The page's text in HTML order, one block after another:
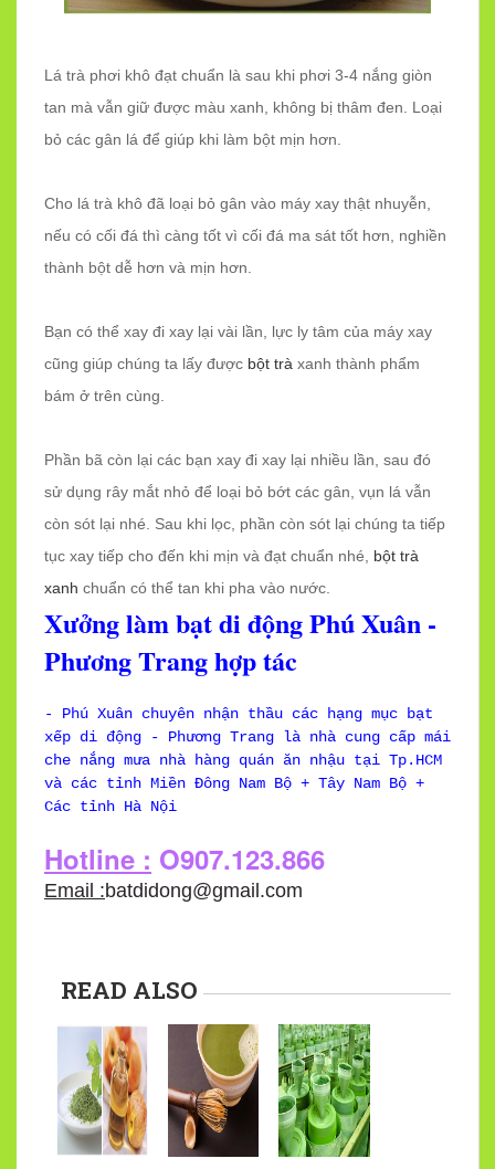
Lá trà phơi khô đạt chuẩn là sau khi phơi 3-4 nắng giòn
tan mà vẫn giữ được màu xanh, không bị thâm đen. Loại
bỏ các gân lá để giúp khi làm bột mịn hơn.
Cho lá trà khô đã loại bỏ gân vào máy xay thật nhuyễn,
nếu có cối đá thì càng tốt vì cối đá ma sát tốt hơn, nghiền
thành bột dễ hơn và mịn hơn.
Bạn có thể xay đi xay lại vài lần, lực ly tâm của máy xay
cũng giúp chúng ta lấy được bột trà xanh thành phẩm
bám ở trên cùng.
Phần bã còn lại các bạn xay đi xay lại nhiều lần, sau đó
sử dụng rây mắt nhỏ để loại bỏ bớt các gân, vụn lá vẫn
còn sót lại nhé. Sau khi lọc, phần còn sót lại chúng ta tiếp
tục xay tiếp cho đến khi mịn và đạt chuẩn nhé, bột trà
xanh chuẩn có thể tan khi pha vào nước.
Xưởng làm bạt di động Phú Xuân -
Phương Trang hợp tác
- Phú Xuân chuyên nhận thầu các hạng mục bạt
xếp di động - Phương Trang là nhà cung cấp mái
che nắng mưa nhà hàng quán ăn nhậu tại Tp.HCM
và các tỉnh Miền Đông Nam Bộ + Tây Nam Bộ +
Các tỉnh Hà Nội
Hotline : O907.123.866
Email :batdidong@gmail.com
READ ALSO